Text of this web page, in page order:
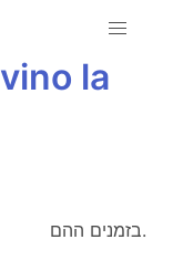
vino la
בזמנים ההם.